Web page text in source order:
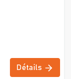
Détails